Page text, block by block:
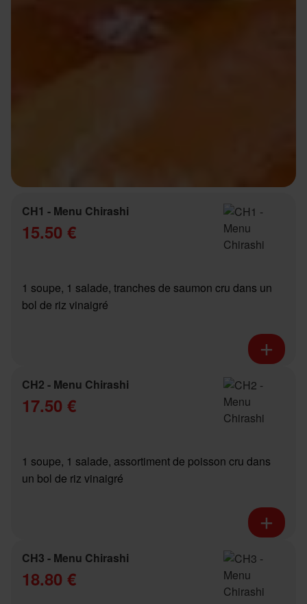
CH1 - Menu Chirashi
15.50 €
1 soupe, 1 salade, tranches de saumon cru dans un
bol de riz vinaigré
CH2 - Menu Chirashi
17.50 €
1 soupe, 1 salade, assortiment de poisson cru dans
un bol de riz vinaigré
CH3 - Menu Chirashi
18.80 €